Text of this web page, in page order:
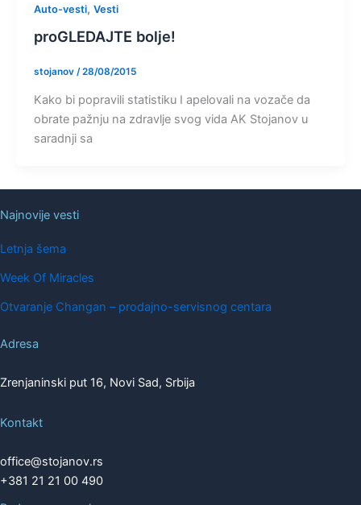
Auto-vesti, Vesti
proGLEDAJTE bolje!
stojanov /28/08/2015
Kako bi popravili statistiku I apelovali na vozače da
obrate pažnju na zdravlje svog vida AK Stojanov u
saradnji sa
Najnovije vesti
Letnja šema
Week Of Miracles
Otvaranje Changan – prodajno-servisnog centara
Adresa
Zrenjaninski put 16, Novi Sad, Srbija
Kontakt
office@stojanov.rs
+381 21 21 00 490